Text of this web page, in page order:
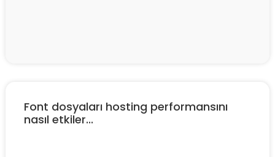
Font dosyaları hosting performansını
nasıl etkiler...